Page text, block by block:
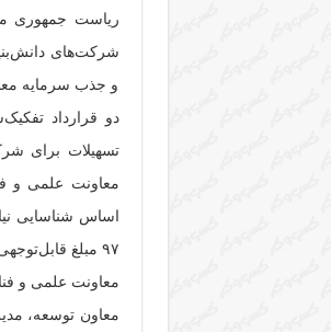
ریاست جمهوری
شرکت‌های
و جذب سرمایه
دو قرارداد
تسهیلات برای
معاونت علمی و
اساس شناسایی
۹۷ مبلغ
معاونت علمی و
معاون توسعه،